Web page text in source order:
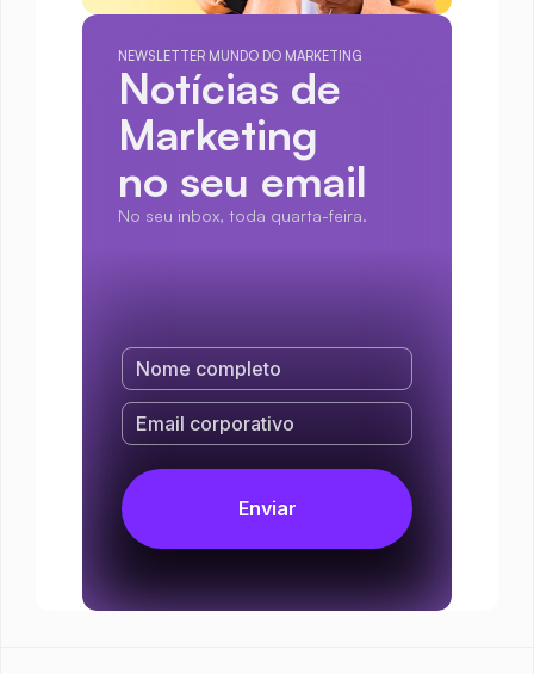
NEWSLETTER MUNDO DO MARKETING
Notícias de
Marketing
no seu email
No seu inbox, toda quarta-feira.